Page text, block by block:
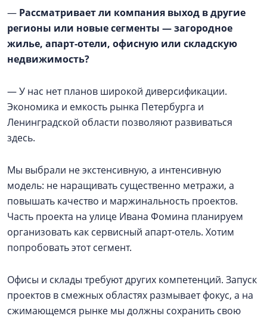
— Рассматривает ли компания выход в другие
регионы или новые сегменты — загородное
жилье, апарт-отели, офисную или складскую
недвижимость?
— У нас нет планов широкой диверсификации.
Экономика и емкость рынка Петербурга и
Ленинградской области позволяют развиваться
здесь.
Мы выбрали не экстенсивную, а интенсивную
модель: не наращивать существенно метражи, а
повышать качество и маржинальность проектов.
Часть проекта на улице Ивана Фомина планируем
организовать как сервисный апарт-отель. Хотим
попробовать этот сегмент.
Офисы и склады требуют других компетенций. Запуск
проектов в смежных областях размывает фокус, а на
сжимающемся рынке мы должны сохранить свою